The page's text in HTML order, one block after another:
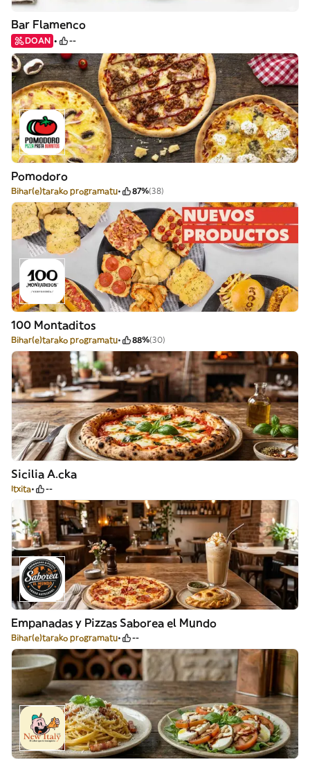
Bar Flamenco
DOAN --
Pomodoro
Bihar(e)tarako programatu 87%(38)
100 Montaditos
Bihar(e)tarako programatu 88%(30)
Sicilia A.cka
Itxita --
Empanadas y Pizzas Saborea el Mundo
Bihar(e)tarako programatu --